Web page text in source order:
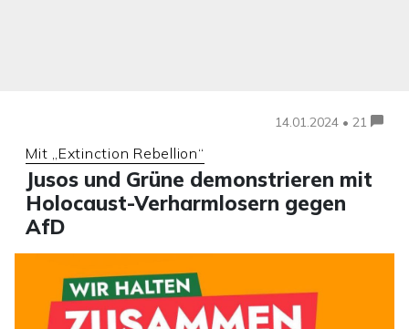
14.01.2024 • 21
Mit „Extinction Rebellion“
Jusos und Grüne demonstrieren mit
Holocaust-Verharmlosern gegen
AfD